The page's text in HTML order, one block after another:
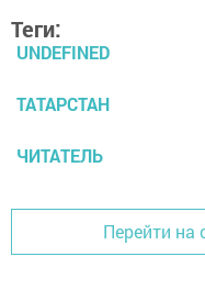
Теги:
UNDEFINED
ТАТАРСТАН
ЧИТАТЕЛЬ
Перейти на